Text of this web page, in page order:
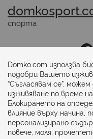
спорта
Последвайте ни:
Начини на плащане:
Domko.com използва
подобри Вашето
“Съгласявам се”,
изживяване по време
Блокирането на
влияние върху начина,
персонализирано
повече, моля,